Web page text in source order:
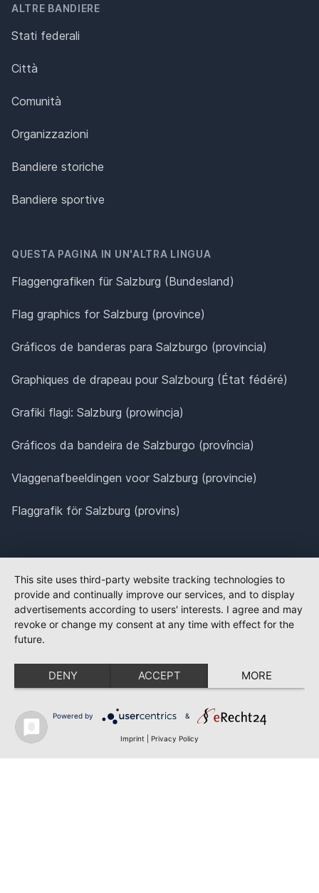
ALTRE BANDIERE
Stati federali
Città
Comunità
Organizzazioni
Bandiere storiche
Bandiere sportive
QUESTA PAGINA IN UN'ALTRA LINGUA
Flaggengrafiken für Salzburg (Bundesland)
Flag graphics for Salzburg (province)
Gráficos de banderas para Salzburgo (provincia)
Graphiques de drapeau pour Salzbourg (État fédéré)
Grafiki flagi: Salzburg (prowincja)
Gráficos da bandeira de Salzburgo (província)
Vlaggenafbeeldingen voor Salzburg (provincie)
Flaggrafik för Salzburg (provins)
This site uses third-party website tracking technologies to
provide and continually improve our services, and to display
advertisements according to users' interests. I agree and may
revoke or change my consent at any time with effect for the
future.
DENY ACCEPT MORE
Powered by &
Imprint Privacy Policy